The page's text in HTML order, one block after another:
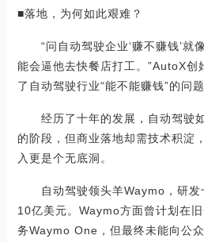
■落地，为何如此艰难？
“问自动驾驶企业‘赚不赚钱’就像
能会逼他去快餐店打工。”AutoX创
了自动驾驶行业“能不能赚钱”的问题
经历了十年的发展，自动驾驶
的阶段，但商业落地却需技术积淀
入更是个无底洞。
自动驾驶领头羊Waymo，研发
10亿美元。Waymo方面曾计划在
务Waymo One，但最终未能向公